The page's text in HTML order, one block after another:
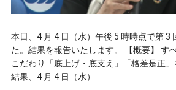
本日、4 月 4 日（水）午後 5 時時点で第 3
た。結果を報告いたします。 【概要】 す
こだわり「底上げ・底支え」「格差是正
結果、4 月 4 日（水）